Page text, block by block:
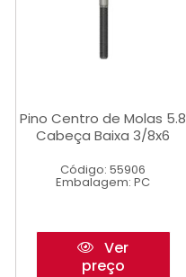
Pino Centro de Molas 5.8
Cabeça Baixa 3/8x6
Código: 55906
Embalagem: PC
Ver
preço